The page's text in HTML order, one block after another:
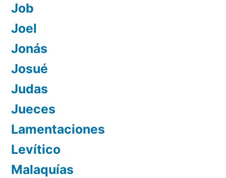
Job
Joel
Jonás
Josué
Judas
Jueces
Lamentaciones
Levítico
Malaquías